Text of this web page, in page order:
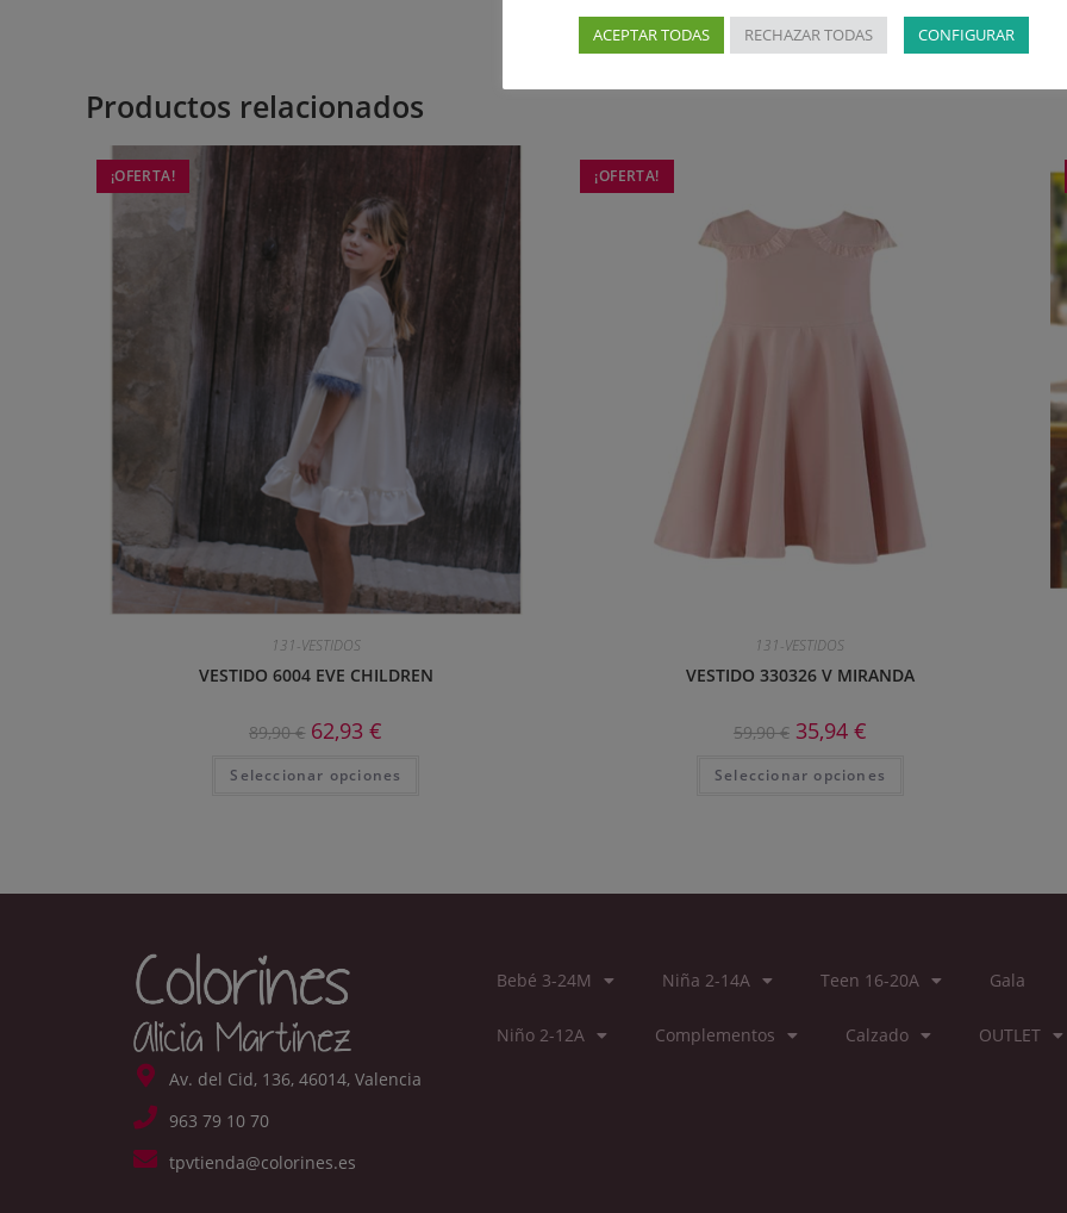
Productos relacionados
¡OFERTA!
131-VESTIDOS
VESTIDO 6004 EVE CHILDREN
89,90€ 62,93€
Seleccionar opciones
¡OFERTA!
131-VESTIDOS
VESTIDO 330326 V MIRANDA
59,90€ 35,94 €
Seleccionar opciones
Av. del Cid, 136, 46014, Valencia
963 79 10 70
tpvtienda@colorines.es
Bebé 3-24M Niña 2-14A Teen 16-20A Gala
Niño 2-12A Complementos Calzado OUTLET
ACEPTAR TODAS RECHAZAR TODAS CONFIGURAR